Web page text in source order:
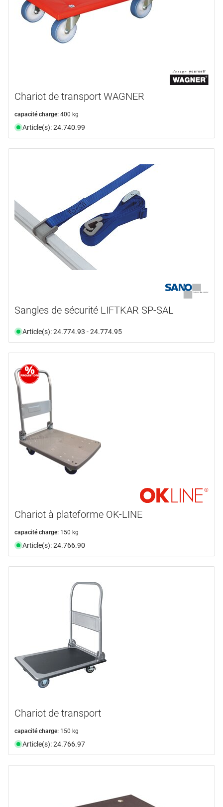
Chariot de transport WAGNER
capacité charge: 400 kg
Article(s): 24.740.99
Sangles de sécurité LIFTKAR SP-SAL
Article(s): 24.774.93 - 24.774.95
Chariot à plateforme OK-LINE
capacité charge: 150 kg
Article(s): 24.766.90
Chariot de transport
capacité charge: 150 kg
Article(s): 24.766.97